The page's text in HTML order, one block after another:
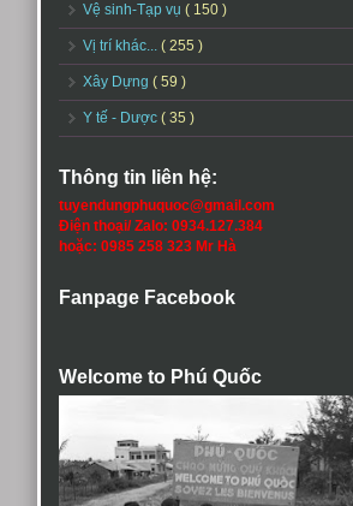
Vệ sinh-Tạp vụ ( 150 )
Vị trí khác... ( 255 )
Xây Dựng ( 59 )
Y tế - Dược ( 35 )
Thông tin liên hệ:
tuyendungphuquoc@gmail.com
Điện thoại/ Zalo: 0934.127.384
hoặc: 0985 258 323 Mr Hà
Fanpage Facebook
Welcome to Phú Quốc